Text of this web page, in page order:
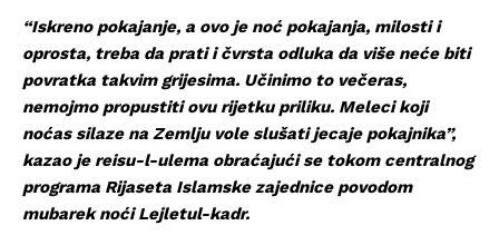
“Iskreno pokajanje, a ovo je noć pokajanja, milosti i
oprosta, treba da prati i čvrsta odluka da više neće biti
povratka takvim grijesima. Učinimo to večeras,
nemojmo propustiti ovu rijetku priliku. Meleci koji
noćas silaze na Zemlju vole slušati jecaje pokajnika”,
kazao je reisu-l-ulema obraćajući se tokom centralnog
programa Rijaseta Islamske zajednice povodom
mubarek noći Lejletul-kadr.